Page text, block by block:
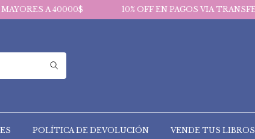
10% OFF EN PAGOS VIA TRANSFERENCIA
POLÍTICA DE DEVOLUCIÓN VENDE TUS LIBROS